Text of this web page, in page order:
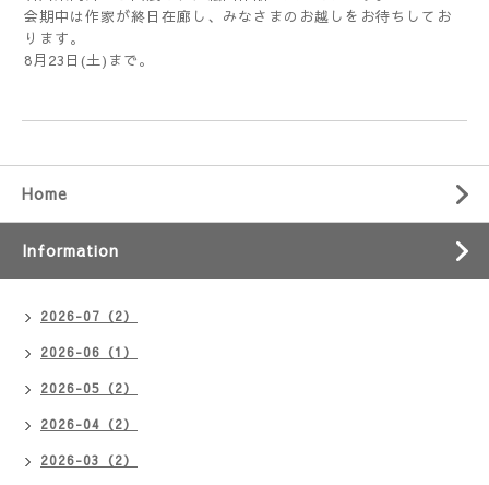
会期中は作家が終日在廊し、みなさまのお越しをお待ちしてお
ります。
8月23日(土)まで。
Home
Information
2026-07（2）
2026-06（1）
2026-05（2）
2026-04（2）
2026-03（2）